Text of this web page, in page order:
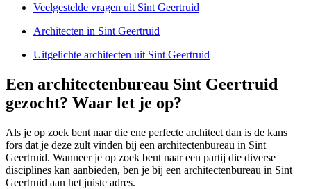
Veelgestelde vragen uit Sint Geertruid
Architecten in Sint Geertruid
Uitgelichte architecten uit Sint Geertruid
Een architectenbureau Sint Geertruid
gezocht? Waar let je op?
Als je op zoek bent naar die ene perfecte architect dan is de kans
fors dat je deze zult vinden bij een architectenbureau in Sint
Geertruid. Wanneer je op zoek bent naar een partij die diverse
disciplines kan aanbieden, ben je bij een architectenbureau in Sint
Geertruid aan het juiste adres.